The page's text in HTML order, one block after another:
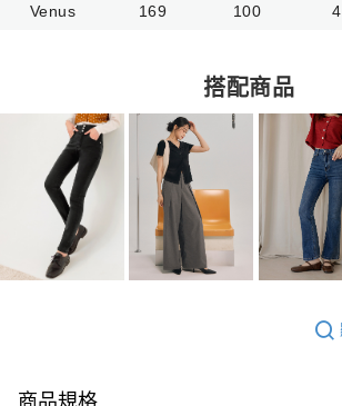
Venus 169 100
搭配商品
商品規格